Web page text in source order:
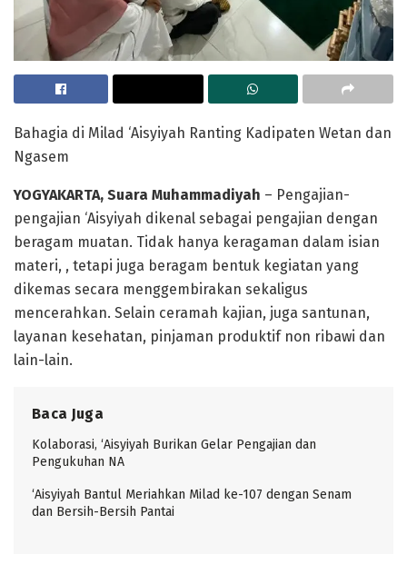
Bahagia di Milad ‘Aisyiyah Ranting Kadipaten Wetan dan
Ngasem
YOGYAKARTA, Suara Muhammadiyah – Pengajian-
pengajian ‘Aisyiyah dikenal sebagai pengajian dengan
beragam muatan. Tidak hanya keragaman dalam isian
materi, , tetapi juga beragam bentuk kegiatan yang
dikemas secara menggembirakan sekaligus
mencerahkan. Selain ceramah kajian, juga santunan,
layanan kesehatan, pinjaman produktif non ribawi dan
lain-lain.
Baca Juga
Kolaborasi, ‘Aisyiyah Burikan Gelar Pengajian dan
Pengukuhan NA
‘Aisyiyah Bantul Meriahkan Milad ke-107 dengan Senam
dan Bersih-Bersih Pantai